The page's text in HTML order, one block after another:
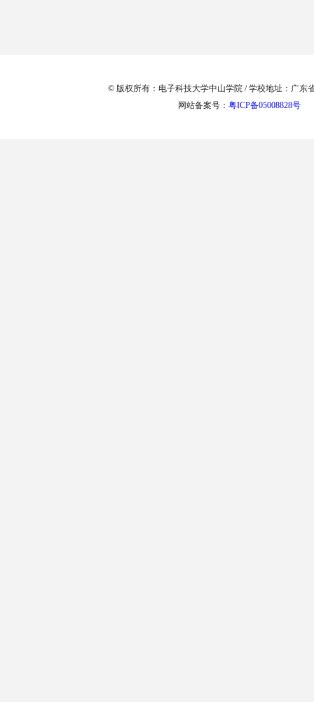
© 版权所有：电子科技大学中山学院 / 学校地址：广东
网站备案号： 粤ICP备05008828号